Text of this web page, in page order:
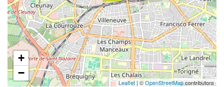
+
−
Leaflet| ©OpenStreetMapcontributors